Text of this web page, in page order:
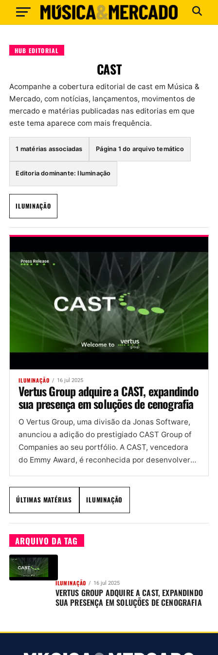
HUB EDITORIAL
CAST
Acompanhe a cobertura editorial de cast em Música &
Mercado, com notícias, lançamentos, movimentos de
mercado e matérias publicadas nas editorias em que
este tema aparece com mais frequência.
1 matérias associadas Página 1 do arquivo temático
Editoria dominante: Iluminação
ILUMINAÇÃO
ILUMINAÇÃO 16 jul 2025
Vertus Group adquire a CAST, expandindo
sua presença em soluções de cenografia
O Vertus Group, uma divisão da Jonas Software,
anunciou a adição do prestigiado CAST Group of
Companies ao seu portfólio. A CAST, vencedora
do Emmy Award, é reconhecida por desenvolver
ÚLTIMAS MATÉRIAS ILUMINAÇÃO
ARQUIVO DA TAG
ILUMINAÇÃO 16 jul 2025
VERTUS GROUP ADQUIRE A CAST, EXPANDINDO
SUA PRESENÇA EM SOLUÇÕES DE CENOGRAFIA